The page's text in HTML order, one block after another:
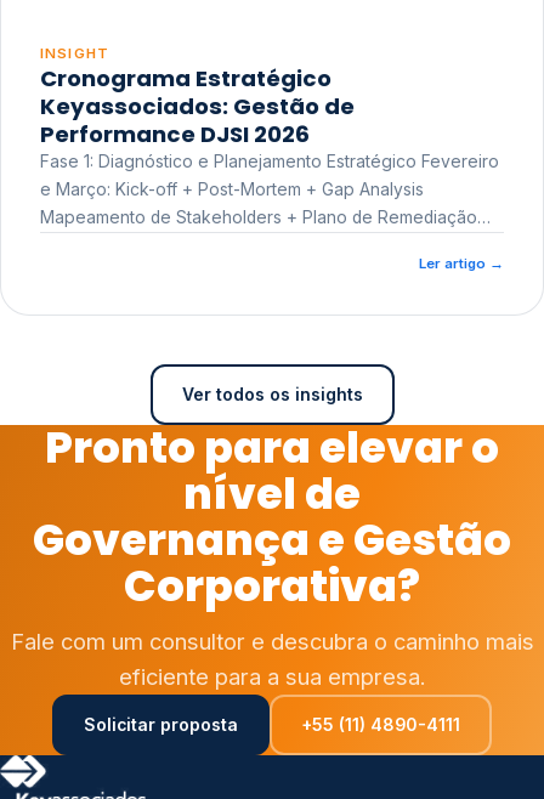
INSIGHT
Cronograma Estratégico
Keyassociados: Gestão de
Performance DJSI 2026
Fase 1: Diagnóstico e Planejamento Estratégico Fevereiro
e Março: Kick-off + Post-Mortem + Gap Analysis
Mapeamento de Stakeholders + Plano de Remediação
Ler artigo →
Ver todos os insights
Pronto para elevar o
nível de
Governança e Gestão
Corporativa?
Fale com um consultor e descubra o caminho mais
eficiente para a sua empresa.
Solicitar proposta +55 (11) 4890-4111